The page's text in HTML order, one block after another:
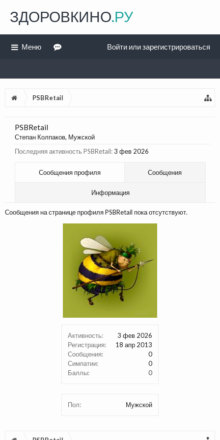
PSBRetail
Активность:
3 фев 2026
Регистрация:
18 апр 2013
Сообщения:
0
Симпатии:
0
Баллы:
0
Пол: Мужской
PSBRetail
Степан Колпаков, Мужской
Последняя активность PSBRetail:3 фев 2026
Сообщения профиля Сообщения
Информация
Сообщения на странице профиля PSBRetail пока отсутствуют.
ЗДОРОВКИНО.РУ
Меню Войти или зарегистрироваться